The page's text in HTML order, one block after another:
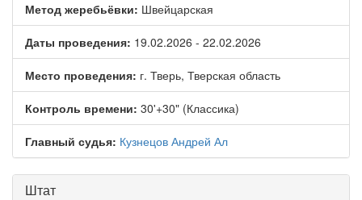
Метод жеребьёвки: Швейцарская
Даты проведения: 19.02.2026 - 22.02.2026
Место проведения: г. Тверь, Тверская область
Контроль времени: 30'+30" (Классика)
Главный судья: Кузнецов Андрей Ал
Штат